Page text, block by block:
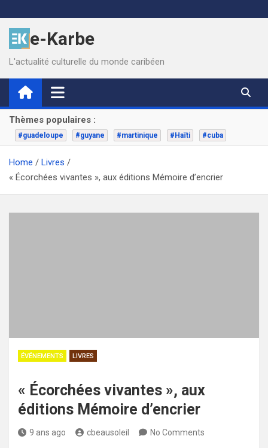
to
contente-Karbe
L'actualité culturelle du monde caribéen
Thèmes populaires :
#guadeloupe #guyane #martinique #Haïti #cuba
Home
Livres
« Écorchées vivantes », aux éditions Mémoire d’encrier
ÉVÉNEMENTS LIVRES
« Écorchées vivantes », aux
éditions Mémoire d’encrier
9 ans ago cbeausoleil No Comments